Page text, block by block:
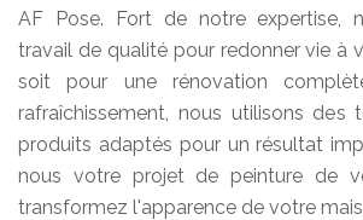
AF Pose. Fort de notre expertise,
travail de qualité pour redonner vie à
soit pour une rénovation
rafraîchissement, nous utilisons des
produits adaptés pour un résultat
nous votre projet de peinture de
transformez l'apparence de votre